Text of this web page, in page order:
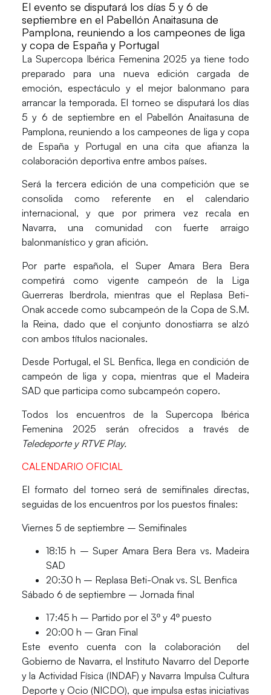
El evento se disputará los días 5 y 6 de
septiembre en el Pabellón Anaitasuna de
Pamplona, reuniendo a los campeones de liga
y copa de España y Portugal
La Supercopa Ibérica Femenina 2025 ya tiene todo
preparado para una nueva edición cargada de
emoción, espectáculo y el mejor balonmano para
arrancar la temporada. El torneo se disputará los días
5 y 6 de septiembre en el Pabellón Anaitasuna de
Pamplona, reuniendo a los campeones de liga y copa
de España y Portugal en una cita que afianza la
colaboración deportiva entre ambos países.
Será la tercera edición de una competición que se
consolida como referente en el calendario
internacional, y que por primera vez recala en
Navarra, una comunidad con fuerte arraigo
balonmanístico y gran afición.
Por parte española, el Super Amara Bera Bera
competirá como vigente campeón de la Liga
Guerreras Iberdrola, mientras que el Replasa Beti-
Onakaccede como subcampeón de la Copa de S.M.
la Reina, dado que el conjunto donostiarra se alzó
con ambos títulos nacionales.
Desde Portugal, elSL Benfica, llega en condición de
campeón de liga y copa, mientras que el Madeira
SAD que participa como subcampeón copero.
Todos los encuentros de la Supercopa Ibérica
Femenina 2025 serán ofrecidos a través de
Teledeporte y RTVE Play.
CALENDARIO OFICIAL
El formato del torneo será de semifinales directas,
seguidas de los encuentros por los puestos finales:
Viernes 5 de septiembre – Semifinales
18:15 h – Super Amara Bera Bera vs. Madeira
SAD
20:30 h – Replasa Beti-Onak vs. SL Benfica
Sábado 6 de septiembre – Jornada final
17:45 h – Partido por el 3º y 4º puesto
20:00 h – Gran Final
Este evento cuenta con la colaboración del
Gobierno de Navarra, el Instituto Navarro del Deporte
y la Actividad Física (INDAF) y Navarra Impulsa Cultura
Deporte y Ocio (NICDO), que impulsa estas iniciativas